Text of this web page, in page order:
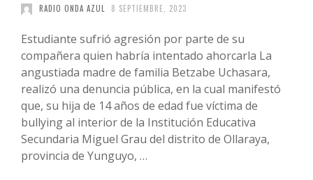
RADIO ONDA AZUL 8 SEPTIEMBRE, 2023
Estudiante sufrió agresión por parte de su
compañera quien habría intentado ahorcarla La
angustiada madre de familia Betzabe Uchasara,
realizó una denuncia pública, en la cual manifestó
que, su hija de 14 años de edad fue víctima de
bullying al interior de la Institución Educativa
Secundaria Miguel Grau del distrito de Ollaraya,
provincia de Yunguyo, …